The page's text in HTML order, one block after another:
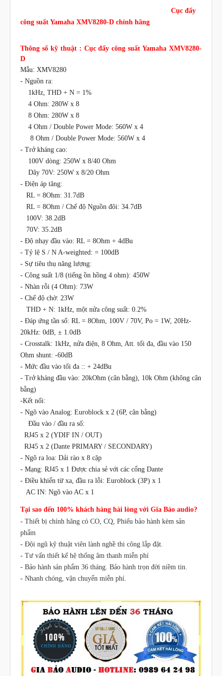
Cục đẩy
công suất Yamaha XMV8280-D chính hãng
Thông số kỹ thuật : Cục đẩy công suất Yamaha XMV8280-
D
Mẫu: XMV8280
- Nguồn ra:
1kHz, THD + N = 1%
4 Ohm: 280W x 8
8 Ohm: 280W x 8
4 Ohm / Double Power Mode: 560W x 4
8 Ohm / Double Power Mode: 560W x 4
- Trở kháng cao:
100V dòng: 250W x 8/40 Ohm
Dây 70V: 250W x 8/20 Ohm
- Điện áp tăng:
RL = 8Ohm: 31.7dB
RL = 8Ohm / Chế độ Nguồn đôi: 34.7dB
100V: 38.2dB
70V: 35.2dB
- Độ nhạy đầu vào: RL = 8Ohm + 4dBu
- Tỷ lệ S / N A-weighted: = 100dB
- Sự tiêu thụ năng lượng:
- Công suất 1/8 (tiếng ồn hồng 4 ohm): 450W
- Nhàn rỗi (4 Ohm): 73W
- Chế độ chờ: 23W
THD + N: 1kHz, một nửa công suất: 0.2%
- Đáp ứng tần số: RL = 8Ohm, 100V / 70V, Po = 1W, 20Hz-
20kHz: 0dB, ± 1.0dB
- Crosstalk: 1kHz, nửa điện, 8 Ohm, Att. tối đa, đầu vào 150
Ohm shunt: -60dB
- Mức đầu vào tối đa :: + 24dBu
- Trở kháng đầu vào: 20kOhm (cân bằng), 10k Ohm (không cân
bằng)
-Kết nối:
- Ngõ vào Analog: Euroblock x 2 (6P, cân bằng)
Đầu vào / đầu ra số:
RJ45 x 2 (YDIF IN / OUT)
RJ45 x 2 (Dante PRIMARY / SECONDARY)
- Ngõ ra loa: Dải rào x 8 cặp
- Mạng: RJ45 x 1 Được chia sẻ với các cổng Dante
- Điều khiển từ xa, đầu ra lỗi: Euroblock (3P) x 1
AC IN: Ngõ vào AC x 1
Tại sao đến 100% khách hàng hài lòng với Gia Bảo audio?
- Thiết bị chính hãng có CO, CQ, Phiếu bảo hành kèm sản
phẩm
- Đội ngũ kỹ thuật viên lành nghề thi công lắp đặt.
- Tư vấn thiết kế hệ thống âm thanh miễn phí
- Bảo hành sản phẩm 36 tháng. Bảo hành trọn đời niềm tin.
- Nhanh chóng, vận chuyển miễn phí.